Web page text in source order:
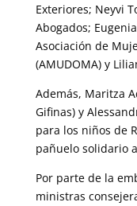
Exteriores; Neyvi
Abogados;
Asociación de
(AMUDOMA) y
Además, Maritza
Gifinas) y
para los niños de
pañuelo solidario
Por parte de la
ministras